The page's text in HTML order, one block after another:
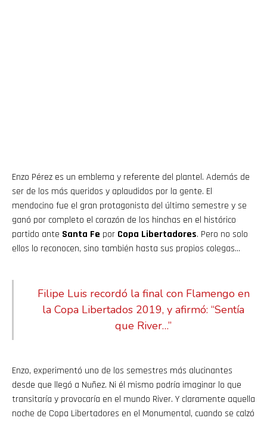
Enzo Pérez es un emblema y referente del plantel. Además de
ser de los más queridos y aplaudidos por la gente. El
mendocino fue el gran protagonista del último semestre y se
ganó por completo el corazón de los hinchas en el histórico
partido ante Santa Fe por Copa Libertadores. Pero no solo
ellos lo reconocen, sino también hasta sus propios colegas…
Filipe Luis recordó la final con Flamengo en
la Copa Libertados 2019, y afirmó: “Sentía
que River…”
Enzo, experimentó uno de los semestres más alucinantes
desde que llegó a Nuñez. Ni él mismo podría imaginar lo que
transitaría y provocaría en el mundo River. Y claramente aquella
noche de Copa Libertadores en el Monumental, cuando se calzó